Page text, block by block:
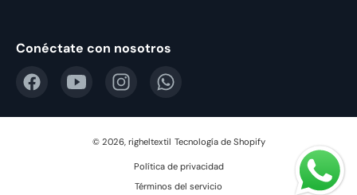
Conéctate con nosotros
© 2026, righeltextil Tecnología de Shopify
Política de privacidad
Términos del servicio